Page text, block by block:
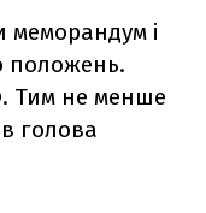
меморандум і
положень.
Тим не менше
голова